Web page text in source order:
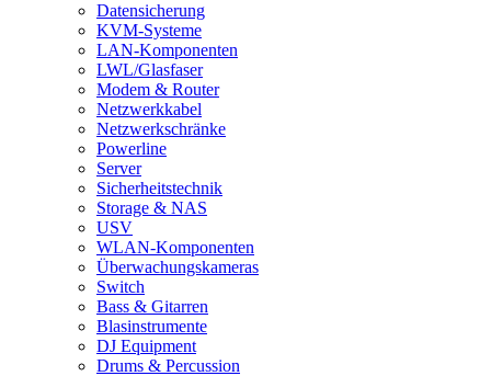
Datensicherung
KVM-Systeme
LAN-Komponenten
LWL/Glasfaser
Modem & Router
Netzwerkkabel
Netzwerkschränke
Powerline
Server
Sicherheitstechnik
Storage & NAS
USV
WLAN-Komponenten
Überwachungskameras
Switch
Bass & Gitarren
Blasinstrumente
DJ Equipment
Drums & Percussion